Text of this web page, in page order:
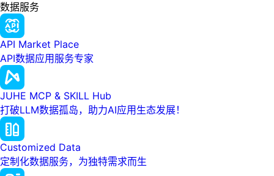
数据服务
API Market Place
API数据应用服务专家
JUHE MCP & SKILL Hub
打破LLM数据孤岛，助力AI应用生态发展！
Customized Data
定制化数据服务，为独特需求而生